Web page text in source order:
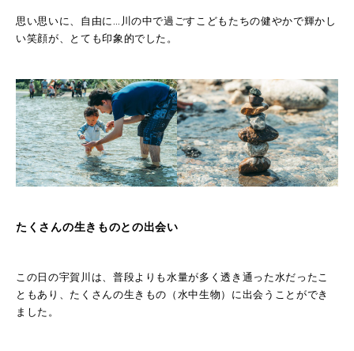
思い思いに、自由に…川の中で過ごすこどもたちの健やかで輝かし
い笑顔が、とても印象的でした。
たくさんの生きものとの出会い
この日の宇賀川は、普段よりも水量が多く透き通った水だったこ
ともあり、たくさんの生きもの（水中生物）に出会うことができ
ました。